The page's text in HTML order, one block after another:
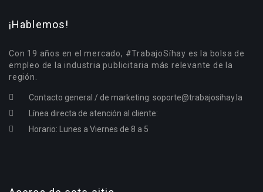
¡Hablemos!
Con 19 años en el mercado, #TrabajoSíhay es la bolsa de
empleo de la industria publicitaria más relevante de la
región.
Contacto general / de marketing: soporte@trabajosihay.la
Línea directa de atención al cliente:
Horario: Lunes a Viernes de 8 a 5